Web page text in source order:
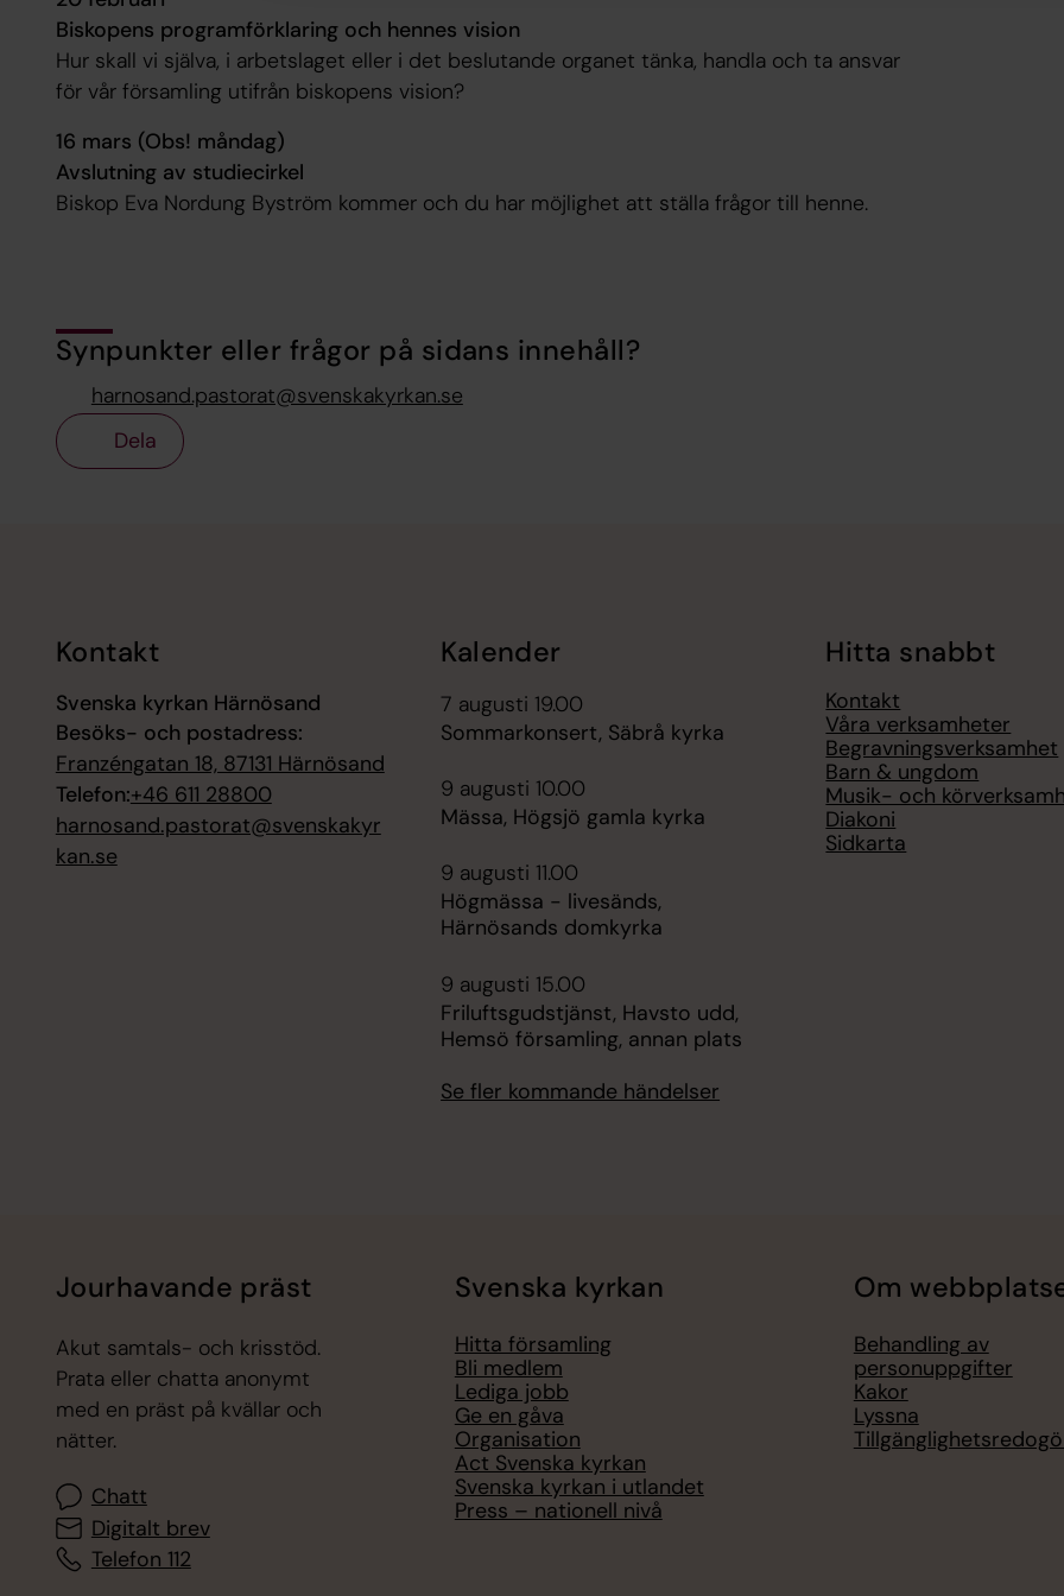
Biskopens programförklaring och hennes vision
Hur skall vi själva, i arbetslaget eller i det beslutande organet tänka, handla och ta ansvar
för vår församling utifrån biskopens vision?
16 mars (Obs! måndag)
Avslutning av studiecirkel
Biskop Eva Nordung Byström kommer och du har möjlighet att ställa frågor till henne.
Synpunkter eller frågor på sidans innehåll?
harnosand.pastorat@svenskakyrkan.se
Dela
Kontakt
Svenska kyrkan Härnösand
Besöks- och postadress:
Franzéngatan 18, 87131 Härnösand
Telefon:+46 611 28800
harnosand.pastorat@svenskakyr
kan.se
Kalender
7 augusti 19.00
Sommarkonsert, Säbrå kyrka
9 augusti 10.00
Mässa, Högsjö gamla kyrka
9 augusti 11.00
Högmässa - livesänds,
Härnösands domkyrka
9 augusti 15.00
Friluftsgudstjänst, Havsto udd,
Hemsö församling, annan plats
Se fler kommande händelser
Hitta snabbt
Kontakt
Våra verksamheter
Begravningsverksamhet
Barn & ungdom
Musik- och
Diakoni
Sidkarta
Jourhavande präst
Akut samtals- och krisstöd.
Prata eller chatta anonymt
med en präst på kvällar och
nätter.
Chatt
Digitalt brev
Telefon 112
Svenska kyrkan
Hitta församling
Bli medlem
Lediga jobb
Ge en gåva
Organisation
Act Svenska kyrkan
Svenska kyrkan i utlandet
Press – nationell nivå
Om
Behandling av
personuppgifter
Kakor
Lyssna